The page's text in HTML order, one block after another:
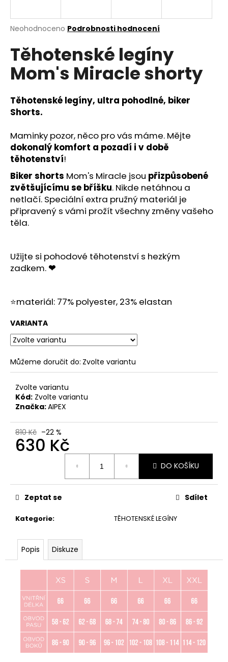
Průměrné
produktu
0,0
hvězdiček.
Neohodnoceno Podrobnosti hodnocení
Těhotenské legíny
Mom's Miracle shorty
Těhotenské legíny, ultra pohodlné, biker
Shorts.
Maminky pozor, něco pro vás máme. Mějte
dokonalý komfort a pozadí i v době
těhotenství!
Biker shorts Mom's Miracle jsou přizpůsobené
zvětšujícímu se bříšku. Nikde netáhnou a
netlačí. Speciální extra pružný materiál je
připravený s vámi prožít všechny změny vašeho
těla.
Užijte si pohodové těhotenství s hezkým
zadkem. ❤
⭐materiál: 77% polyester, 23% elastan
VARIANTA
Můžeme doručit do: Zvolte variantu
Zvolte variantu
Kód: Zvolte variantu
Značka:AIPEX
810 Kč –22 %
630 Kč
DO KOŠÍKU
Kategorie: TĚHOTENSKÉ LEGÍNY
Zeptat se Sdílet
Popis Diskuze
j
t
?
D
o
p
o
r
u
č
j
e
m